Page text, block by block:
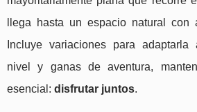
llega hasta un espacio natural con
Incluye variaciones para adaptarla
nivel y ganas de aventura,
esencial: disfrutar juntos.